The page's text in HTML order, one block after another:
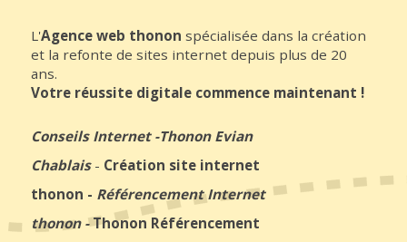
L'Agence web thonon spécialisée dans la création
et la refonte de sites internet depuis plus de 20
ans.
Votre réussite digitale commence maintenant !
Conseils Internet-Thonon Evian
Chablais- Création site internet
thonon - Référencement Internet
thonon-Thonon Référencement